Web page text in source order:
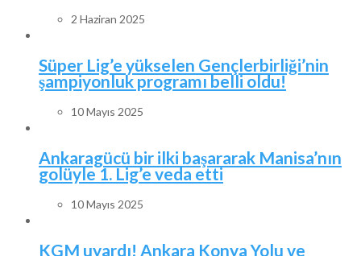
2 Haziran 2025
Süper Lig’e yükselen Gençlerbirliği’nin
şampiyonluk programı belli oldu!
10 Mayıs 2025
Ankaragücü bir ilki başararak Manisa’nın
golüyle 1. Lig’e veda etti
10 Mayıs 2025
KGM uyardı! Ankara Konya Yolu ve